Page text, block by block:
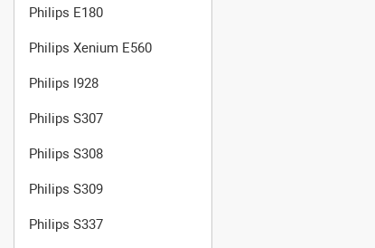
Philips E180
Philips Xenium E560
Philips I928
Philips S307
Philips S308
Philips S309
Philips S337